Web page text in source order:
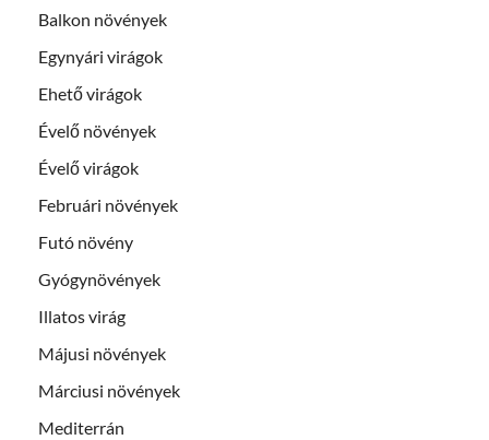
Balkon növények
Egynyári virágok
Ehető virágok
Évelő növények
Évelő virágok
Februári növények
Futó növény
Gyógynövények
Illatos virág
Májusi növények
Márciusi növények
Mediterrán